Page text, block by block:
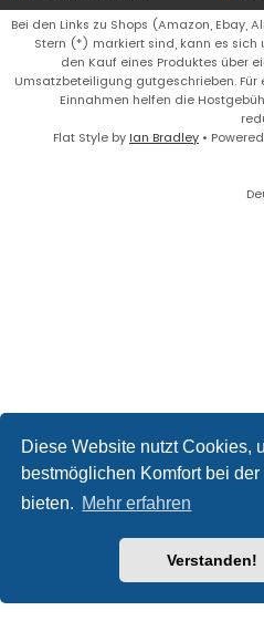
Diese Website nutzt Cookies,
bestmöglichen Komfort bei
bieten. Mehr erfahren
Verstanden!
Bei den Links zu Shops (Amazon, Ebay,
Stern (*) markiert sind, kann es sich
den Kauf eines Produktes über
Umsatzbeteiligung gutgeschrieben. Für
Einnahmen helfen die
Flat Style by Ian Bradley •